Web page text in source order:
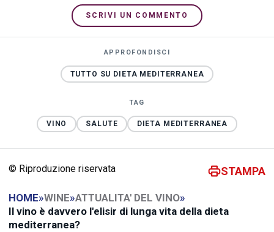
SCRIVI UN COMMENTO
APPROFONDISCI
TUTTO SU DIETA MEDITERRANEA
TAG
VINO SALUTE DIETA MEDITERRANEA
© Riproduzione riservata STAMPA
HOME»WINE»ATTUALITA' DEL VINO»
Il vino è davvero l'elisir di lunga vita della dieta
mediterranea?